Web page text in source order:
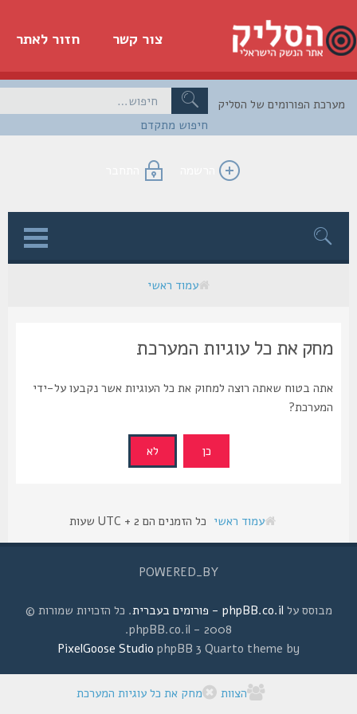
חזור לאתר צור קשר
חיפוש מתקדם
הפורומים של הסליק
הרשמה התחבר
עמוד ראשי
מחק את כל עוגיות המערכת
אתה בטוח שאתה רוצה למחוק את כל העוגיות אשר נקבעו על-ידי
המערכת?
עמוד ראשי כל הזמנים הם UTC + 2 שעות
POWERED_BY
מבוסס עלphpBB.co.il - פורומים בעברית
. כל הזכויות שמורות ©
2008 - phpBB.co.il.
phpBB 3 Quarto theme by
PixelGoose Studio
הצוות מחק את כל עוגיות המערכת